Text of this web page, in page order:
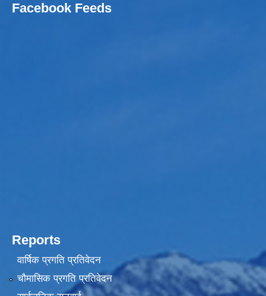
Facebook Feeds
Reports
वार्षिक प्रगति प्रतिवेदन
चौमासिक प्रगति प्रतिवेदन